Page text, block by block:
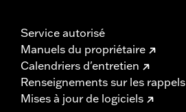
Service autorisé
Manuels du propriétaire
Calendriers d'entretien
Renseignements sur les rappels
Mises à jour de logiciels